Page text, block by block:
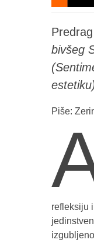
bivšeg
Piše:
refleksiju